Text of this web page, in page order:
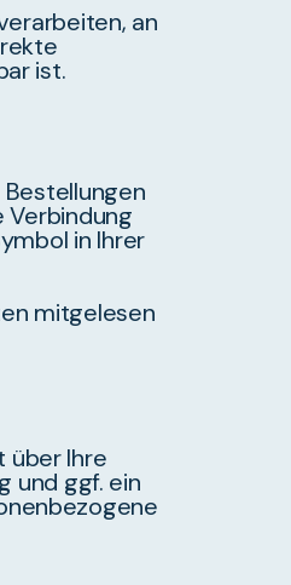
an
ist.
Verbindung
in Ihrer
mitgelesen
über Ihre
und ggf. ein